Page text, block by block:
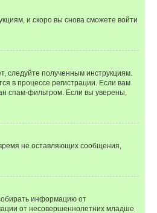
и скоро вы снова сможете войти
следуйте полученным инструкциям.
в процессе регистрации. Если вам
спам-фильтром. Если вы уверены,
не оставляющих сообщения,
информацию от
от несовершеннолетних младше